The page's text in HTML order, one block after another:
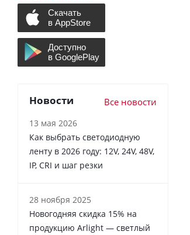
Новости Все новости
13 мая 2026
Как выбрать светодиодную
ленту в 2026 году: 12V, 24V, 48V,
IP, CRI и шаг резки
28 ноября 2025
Новогодняя скидка 15% на
продукцию Arlight — светлый